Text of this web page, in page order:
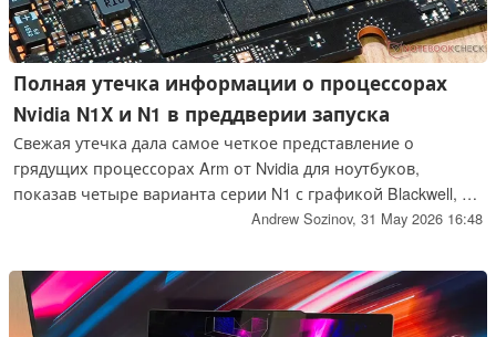
Полная утечка информации о процессорах
Nvidia N1X и N1 в преддверии запуска
Свежая утечка дала самое четкое представление о
грядущих процессорах Arm от Nvidia для ноутбуков,
показав четыре варианта серии N1 с графикой Blackwell, до
20 процессорных ядер и поддержкой 128 Гб памяти
Andrew Sozinov, 31 May 2026 16:48